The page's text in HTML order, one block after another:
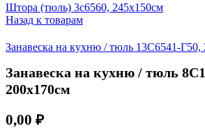
Штора (тюль) 3с6560, 245х150см
Назад к товарам
Занавеска на кухню / тюль 13С6541-Г50,
Занавеска на кухню / тюль
200х170см
0,00 ₽